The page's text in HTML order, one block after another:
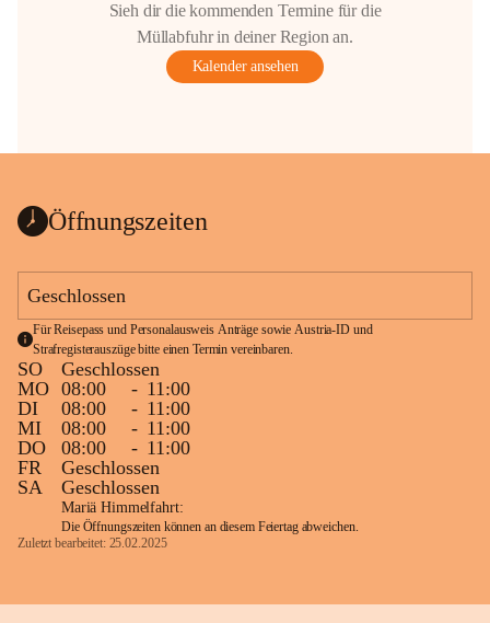
Sieh dir die kommenden Termine für die
Müllabfuhr in deiner Region an.
Kalender ansehen
Öffnungszeiten
Geschlossen
Für Reisepass und Personalausweis Anträge sowie Austria-ID und
Strafregisterauszüge bitte einen Termin vereinbaren.
SO
Geschlossen
MO 08:00 - 11:00
DI
08:00 - 11:00
MI
08:00 - 11:00
DO
08:00 - 11:00
FR
Geschlossen
SA
Geschlossen
Mariä Himmelfahrt:
Die Öffnungszeiten können an diesem Feiertag abweichen.
Zuletzt bearbeitet: 25.02.2025